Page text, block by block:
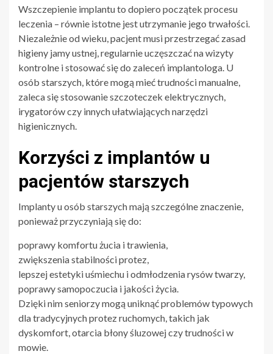
Wszczepienie implantu to dopiero początek procesu
leczenia – równie istotne jest utrzymanie jego trwałości.
Niezależnie od wieku, pacjent musi przestrzegać zasad
higieny jamy ustnej, regularnie uczęszczać na wizyty
kontrolne i stosować się do zaleceń implantologa. U
osób starszych, które mogą mieć trudności manualne,
zaleca się stosowanie szczoteczek elektrycznych,
irygatorów czy innych ułatwiających narzędzi
higienicznych.
Korzyści z implantów u
pacjentów starszych
Implanty u osób starszych mają szczególne znaczenie,
ponieważ przyczyniają się do:
poprawy komfortu żucia i trawienia,
zwiększenia stabilności protez,
lepszej estetyki uśmiechu i odmłodzenia rysów twarzy,
poprawy samopoczucia i jakości życia.
Dzięki nim seniorzy mogą uniknąć problemów typowych
dla tradycyjnych protez ruchomych, takich jak
dyskomfort, otarcia błony śluzowej czy trudności w
mowie.